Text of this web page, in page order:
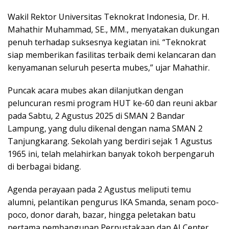
Wakil Rektor Universitas Teknokrat Indonesia, Dr. H.
Mahathir Muhammad, SE., MM., menyatakan dukungan
penuh terhadap suksesnya kegiatan ini. “Teknokrat
siap memberikan fasilitas terbaik demi kelancaran dan
kenyamanan seluruh peserta mubes,” ujar Mahathir.
Puncak acara mubes akan dilanjutkan dengan
peluncuran resmi program HUT ke-60 dan reuni akbar
pada Sabtu, 2 Agustus 2025 di SMAN 2 Bandar
Lampung, yang dulu dikenal dengan nama SMAN 2
Tanjungkarang. Sekolah yang berdiri sejak 1 Agustus
1965 ini, telah melahirkan banyak tokoh berpengaruh
di berbagai bidang.
Agenda perayaan pada 2 Agustus meliputi temu
alumni, pelantikan pengurus IKA Smanda, senam poco-
poco, donor darah, bazar, hingga peletakan batu